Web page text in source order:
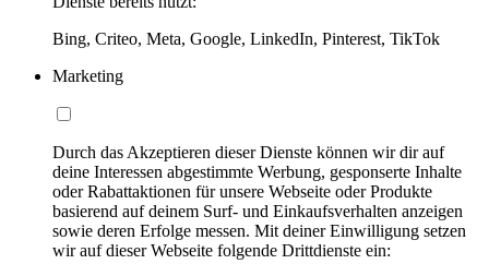
Bing, Criteo, Meta, Google, LinkedIn, Pinterest, TikTok
Marketing
Durch das Akzeptieren dieser Dienste können wir dir auf
deine Interessen abgestimmte Werbung, gesponserte Inhalte
oder Rabattaktionen für unsere Webseite oder Produkte
basierend auf deinem Surf- und Einkaufsverhalten anzeigen
sowie deren Erfolge messen. Mit deiner Einwilligung setzen
wir auf dieser Webseite folgende Drittdienste ein: